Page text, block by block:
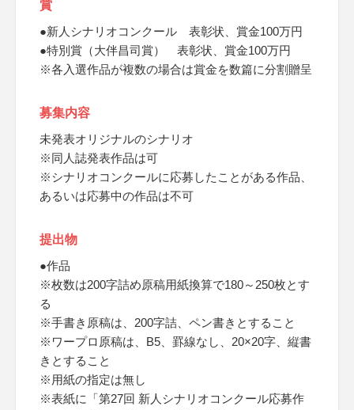
賞
●新人シナリオコンクール 表彰状、賞金100万円
●特別賞（大伴昌司賞） 表彰状、賞金100万円
※各入選作品が複数の場合は賞金を数篇に分割贈呈
募集内容
未発表オリジナルのシナリオ
※同人誌発表作品は可
※シナリオコンクールに応募したことがある作品、
あるいは応募中の作品は不可
提出物
●作品
※枚数は200字詰め原稿用紙換算で180～250枚とす
る
※手書き原稿は、200字詰、ペン書きとすること
※ワープロ原稿は、B5、罫線なし、20×20字、縦書
きとすること
※用紙の指定は無し
※表紙に「第27回 新人シナリオコンクール応募作